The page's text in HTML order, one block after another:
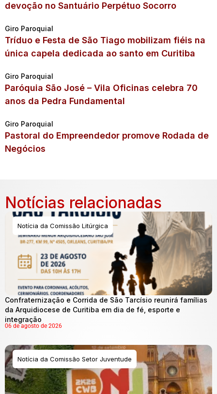
devoção no Santuário Perpétuo Socorro
Giro Paroquial
Tríduo e Festa de São Tiago mobilizam fiéis na
única capela dedicada ao santo em Curitiba
Giro Paroquial
Paróquia São José – Vila Oficinas celebra 70
anos da Pedra Fundamental
Giro Paroquial
Pastoral do Empreendedor promove Rodada de
Negócios
Notícias relacionadas
Notícia da Comissão Litúrgica
Confraternização e Corrida de São Tarcísio reunirá famílias
da Arquidiocese de Curitiba em dia de fé, esporte e
integração
06 de agosto de 2026
Notícia da Comissão Setor Juventude